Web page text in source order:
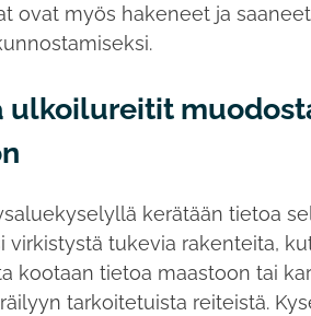
ovat myös hakeneet ja
ulkoilureitit
kerätään tietoa
virkistystä tukevia rakenteita,
kootaan tietoa maastoon tai
tarkoitetuista reiteistä.